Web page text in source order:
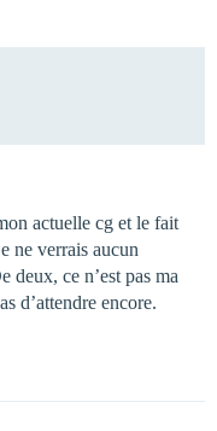
actuelle cg et le fait
ne verrais aucun
ce n’est pas ma
d’attendre encore.